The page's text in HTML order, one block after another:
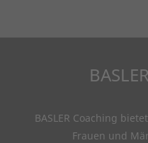
BASLER Coaching
Frauen und